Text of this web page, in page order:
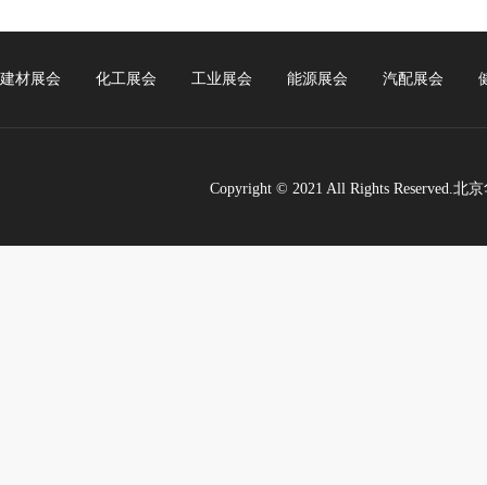
建材展会 化工展会 工业展会 能源展会 汽配展会
Copyright © 2021 All Rights Reserved.北